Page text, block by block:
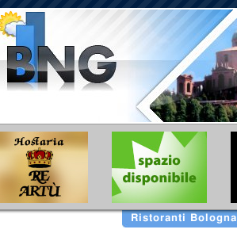
Ristoranti Bologna